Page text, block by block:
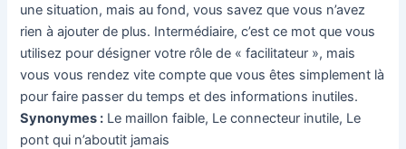
une situation, mais au fond, vous savez que vous n’avez
rien à ajouter de plus. Intermédiaire, c’est ce mot que vous
utilisez pour désigner votre rôle de « facilitateur », mais
vous vous rendez vite compte que vous êtes simplement là
pour faire passer du temps et des informations inutiles.
Synonymes : Le maillon faible, Le connecteur inutile, Le
pont qui n’aboutit jamais